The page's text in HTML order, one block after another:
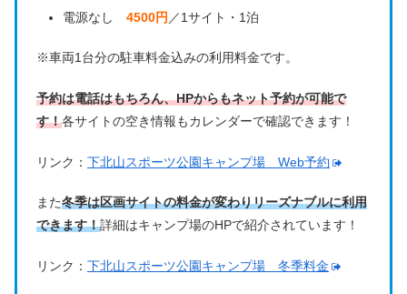
電源なし 4500円 ／1サイト・1泊
※車両1台分の駐車料金込みの利用料金です。
予約は電話はもちろん、HPからもネット予約が可能で
す！各サイトの空き情報もカレンダーで確認できます！
リンク： 下北山スポーツ公園キャンプ場 Web予約
また冬季は区画サイトの料金が変わりリーズナブルに利用
できます！詳細はキャンプ場のHPで紹介されています！
リンク： 下北山スポーツ公園キャンプ場 冬季料金